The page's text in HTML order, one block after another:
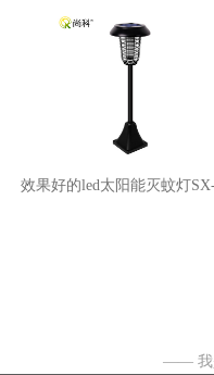
效果好的led太阳能灭蚊灯
—— 我